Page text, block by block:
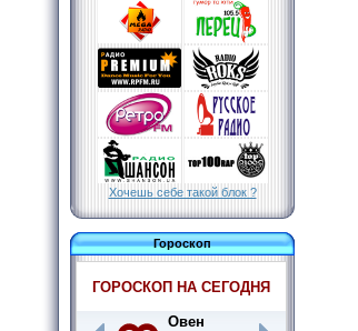
Хочешь себе такой блок ?
Гороскоп
ГОРОСКОП НА СЕГОДНЯ
Овен